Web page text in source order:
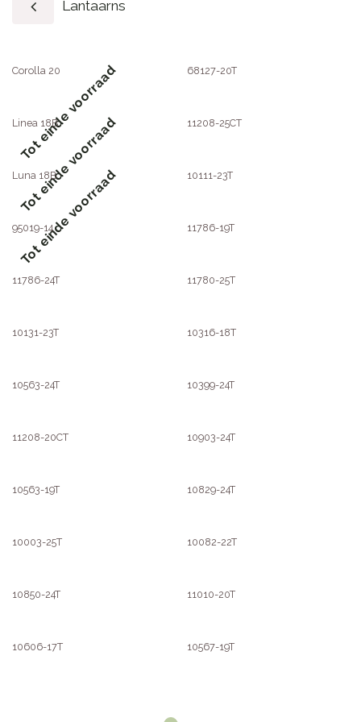
Lantaarns
Corolla 20
Tot einde voorraad 68127-20T
Linea 18B
Tot einde voorraad 11208-25CT
Luna 18B
Tot einde voorraad 10111-23T
95019-14 11786-19T
11786-24T 11780-25T
10131-23T 10316-18T
10563-24T 10399-24T
11208-20CT 10903-24T
10563-19T 10829-24T
10003-25T 10082-22T
10850-24T 11010-20T
10606-17T 10567-19T